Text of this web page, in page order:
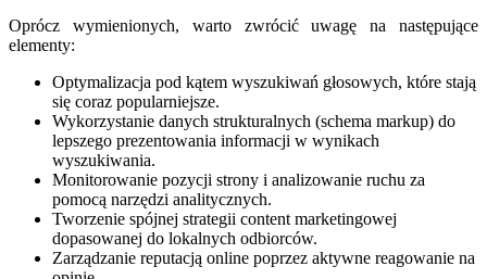
Oprócz wymienionych, warto zwrócić uwagę na następujące
elementy:
Optymalizacja pod kątem wyszukiwań głosowych, które stają
się coraz popularniejsze.
Wykorzystanie danych strukturalnych (schema markup) do
lepszego prezentowania informacji w wynikach
wyszukiwania.
Monitorowanie pozycji strony i analizowanie ruchu za
pomocą narzędzi analitycznych.
Tworzenie spójnej strategii content marketingowej
dopasowanej do lokalnych odbiorców.
Zarządzanie reputacją online poprzez aktywne reagowanie na